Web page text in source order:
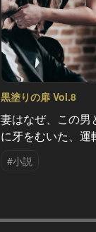
黒塗りの扉 Vol.8
妻はなぜ、この男
に牙をむいた、運
#小説